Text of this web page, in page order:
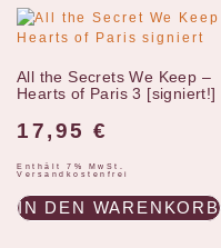
All the Secrets We Keep –
Hearts of Paris 3 [signiert!]
17,95 €
Enthält 7% MwSt.
Versandkostenfrei
IN DEN WARENKORB